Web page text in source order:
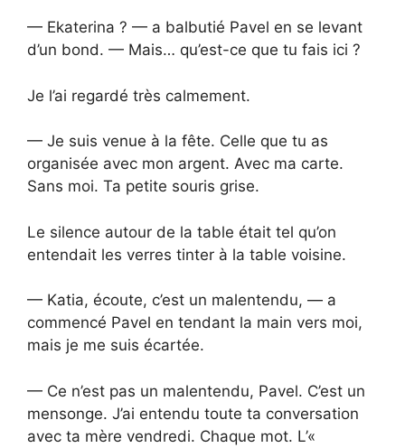
— Ekaterina ? — a balbutié Pavel en se levant
d’un bond. — Mais… qu’est-ce que tu fais ici ?
Je l’ai regardé très calmement.
— Je suis venue à la fête. Celle que tu as
organisée avec mon argent. Avec ma carte.
Sans moi. Ta petite souris grise.
Le silence autour de la table était tel qu’on
entendait les verres tinter à la table voisine.
— Katia, écoute, c’est un malentendu, — a
commencé Pavel en tendant la main vers moi,
mais je me suis écartée.
— Ce n’est pas un malentendu, Pavel. C’est un
mensonge. J’ai entendu toute ta conversation
avec ta mère vendredi. Chaque mot. L’«